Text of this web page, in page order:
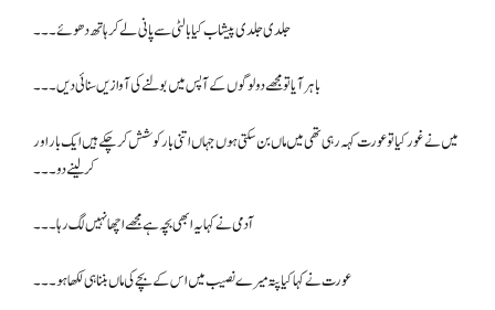
جلدی جلدی پیشاب کیا بالٹی سے پانی لے کر ہاتھ دھوئے ۔۔۔
باہر آیا تو مجھے دو لوگوں کے آپس میں بولنے کی آوازیں سنائی دیں۔۔۔
میں نے غور کیا تو عورت کہہ رہی تھی میں ماں بن سکتی ہوں جہاں اتنی بار کوشش کر چکے ہیں ایک بار اور
کر لینے دو۔۔۔
آدمی نے کہا یہ ابھی بچہ ہے مجھے اچھا نہیں لگ رہا ۔۔۔
عورت نے کہا کیا پتہ میرے نصیب میں اس کے بچے کی ماں بننا ہی لکھا ہو۔۔۔